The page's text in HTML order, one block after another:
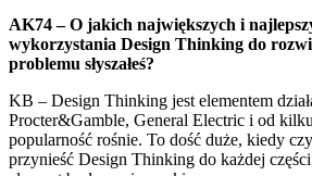
AK74 – O jakich największych i
wykorzystania Design Thinking do
problemu słyszałeś?
KB – Design Thinking jest elementem
Procter&Gamble, General Electric i od
popularność rośnie. To dość duże, kiedy
przynieść Design Thinking do każdej